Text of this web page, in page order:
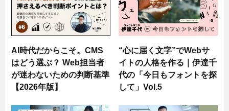
AI時代だからこそ。CMS
はどう選ぶ？ Web担当者
が迷わないための判断基準
【2026年版】
“心に届く文字”でWebサ
イトの人格を作る｜伊達千
代の「今日もフォントを探
して」Vol.5